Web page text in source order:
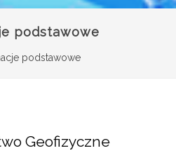
podstawowe
podstawowe
Geofizyczne